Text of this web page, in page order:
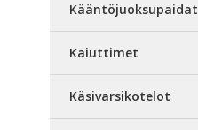
Kääntöjuoksupaidat
Kaiuttimet
Käsivarsikotelot